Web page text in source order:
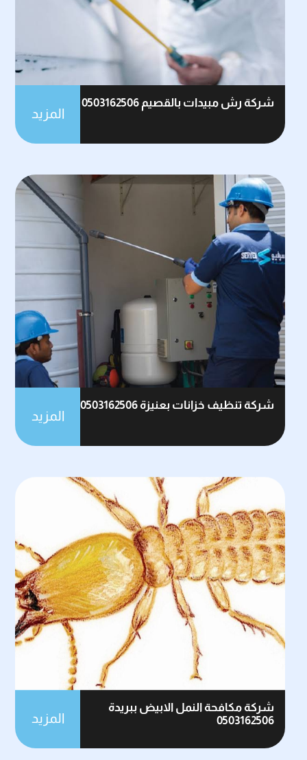
شركة رش مبيدات بالقصيم 0503162506
المزيد
شركة تنظيف خزانات بعنيزة 0503162506
المزيد
شركة مكافحة النمل الابيض ببريدة
0503162506
المزيد